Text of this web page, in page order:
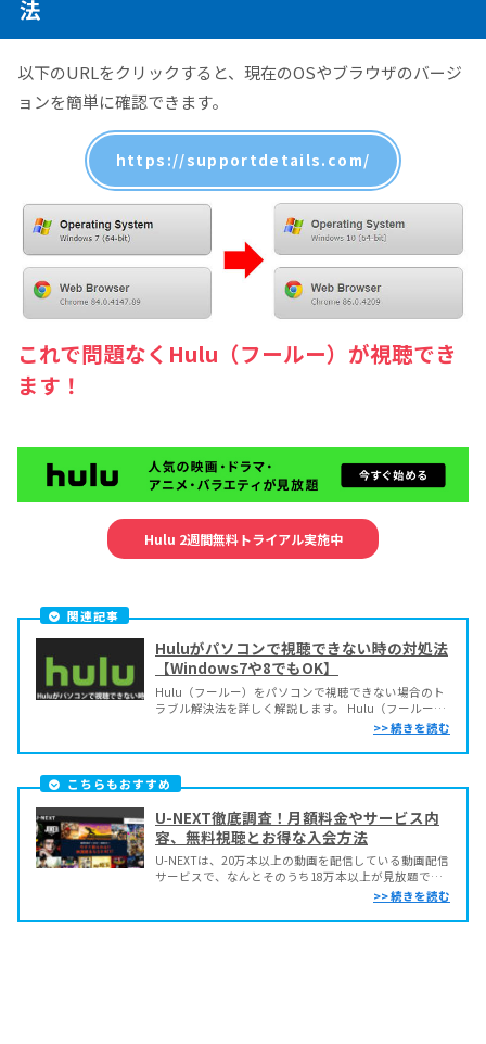
法
以下のURLをクリックすると、現在のOSやブラウザのバージ
ョンを簡単に確認できます。
https://supportdetails.com/
これで問題なくHulu（フールー）が視聴でき
ます！
Hulu 2週間無料トライアル実施中
関連記事
Huluがパソコンで視聴できない時の対処法
【Windows7や8でもOK】
Hulu（フールー）をパソコンで視聴できない場合のト
ラブル解決法を詳しく解説します。 Hulu（フールー）
は、6万本を超える動画が月額1,026円(税込)の定額で
（VOD:Video On Demand）ですが、配信動画数の豊富
さや魅力的なオリジナル作品などが...
こちらもおすすめ
U-NEXT徹底調査！月額料金やサービス内
容、無料視聴とお得な入会方法
U-NEXTは、20万本以上の動画を配信している動画配信
サービスで、なんとそのうち18万本以上が見放題で配
信されています。 これは、他の主要な定額制動画配信
画、邦画、海外ドラマ、韓流ドラマ、国内ドラマ、アニ